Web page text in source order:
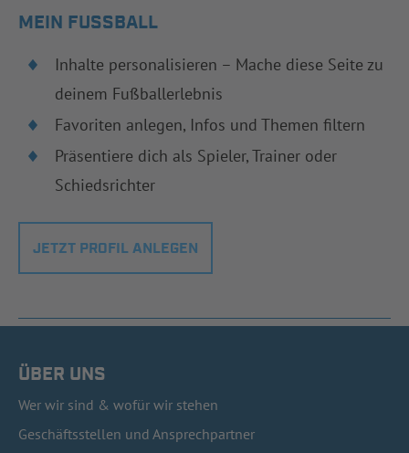
MEIN FUSSBALL
Inhalte personalisieren – Mache diese Seite zu
deinem Fußballerlebnis
Favoriten anlegen, Infos und Themen filtern
Präsentiere dich als Spieler, Trainer oder
Schiedsrichter
JETZT PROFIL ANLEGEN
ÜBER UNS
Wer wir sind & wofür wir stehen
Geschäftsstellen und Ansprechpartner